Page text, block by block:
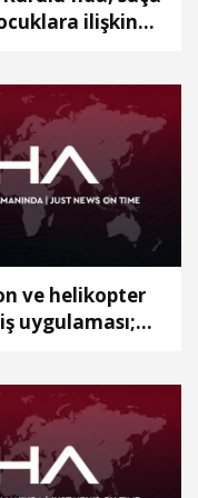
ilişkin
ve helikopter
uygulaması;